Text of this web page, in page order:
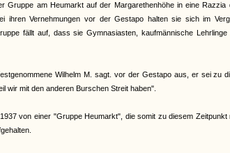
am Heumarkt auf der Margarethenhöhe in eine
ihren Vernehmungen vor der Gestapo halten sie sich im
fällt auf, dass sie Gymnasiasten, kaufmännische
Wilhelm M. sagt. vor der Gestapo aus, er sei zu
wir mit den anderen Burschen Streit haben".
von einer "Gruppe Heumarkt", die somit zu diesem